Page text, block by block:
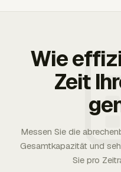
Wie
Zeit
Messen Sie die
Gesamtkapazität und
Sie pro